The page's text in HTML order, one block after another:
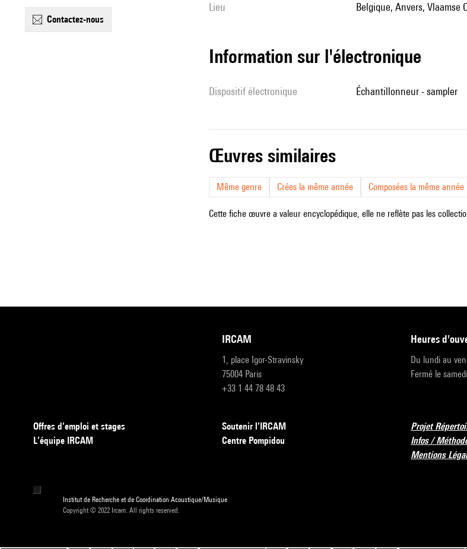
contactez-nous
lieu Belgique, Anvers, Vlaamse
Information sur l'électronique
Dispositif électronique échantillonneur - sampler
œuvres similaires
Même genre Crées la même année Composées la même année
Cette fiche œuvre a valeur encyclopédique, elle ne reflète pas les
IRCAM
1, place Igor-Stravinsky
75004 Paris
+33 1 44 78 48 43
heures
Du lundi au
Fermé le
Offres d’emploi et stages
L’équipe IRCAM
Soutenir l’IRCAM
Centre Pompidou
Projet
Infos /
Mentions
Institut de Recherche et de Coordination Acoustique/Musique
Copyright © 2022 Ircam. All rights reserved.